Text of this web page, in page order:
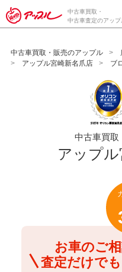
/*ABテスト_新規査定フォー
中古車買取・
中古車査定のアップ
中古車買取・販売のアップル
アップル宮崎新名爪店
ブ
中古車買取
アップ
お車のご相
査定だけでも